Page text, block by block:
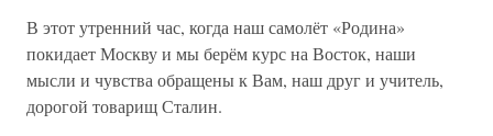
В этот утренний час, когда наш самолёт «Родина»
покидает Москву и мы берём курс на Восток, наши
мысли и чувства обращены к Вам, наш друг и учитель,
дорогой товарищ Сталин.